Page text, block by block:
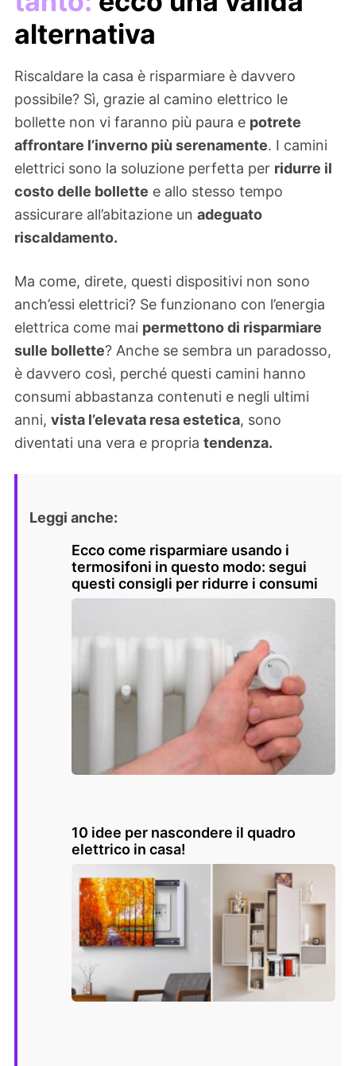
alternativa
Riscaldare la casa è risparmiare è davvero
possibile? Sì, grazie al camino elettrico le
bollette non vi faranno più paura e potrete
affrontare l’inverno più serenamente. I camini
elettrici sono la soluzione perfetta per ridurre il
costo delle bollette e allo stesso tempo
assicurare all’abitazione un adeguato
riscaldamento.
Ma come, direte, questi dispositivi non sono
anch’essi elettrici? Se funzionano con l’energia
elettrica come mai permettono di risparmiare
sulle bollette? Anche se sembra un paradosso,
è davvero così, perché questi camini hanno
consumi abbastanza contenuti e negli ultimi
anni, vista l’elevata resa estetica, sono
diventati una vera e propria tendenza.
Leggi anche:
Ecco come risparmiare usando i
termosifoni in questo modo: segui
questi consigli per ridurre i consumi
10 idee per nascondere il quadro
elettrico in casa!